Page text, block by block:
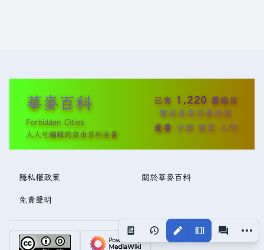
視圖 更多
華麥百科
Forbidden Cities
人人可編輯的自由百科全書
已有 1,220 篇條目
歡迎各位完善內容
查看 分類 變更 入門
隱私權政策 關於華麥百科
免責聲明